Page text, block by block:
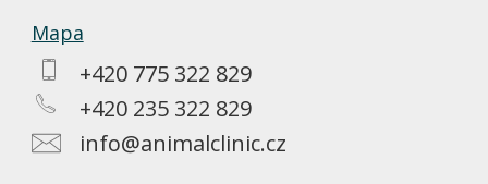
Mapa
+420 775 322 829
+420 235 322 829
info@animalclinic.cz